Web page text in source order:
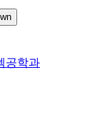
공학과